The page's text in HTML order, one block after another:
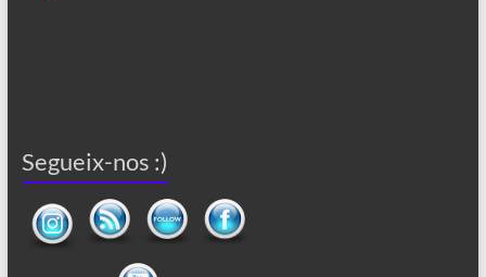
Segueix-nos :)